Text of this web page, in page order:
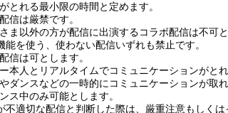
とれる最小限の時間と定めます。
信は厳禁です。
ま以外の方が配信に出演するコラボ配信は不可と
能を使う、使わない配信いずれも禁止です。
信は可とします。
ー本人とリアルタイムでコミュニケーションがと
ダンスなどの一時的にコミュニケーションが取
ス中のみ可能とします。
不適切な配信と判断した際は、厳重注意もしく